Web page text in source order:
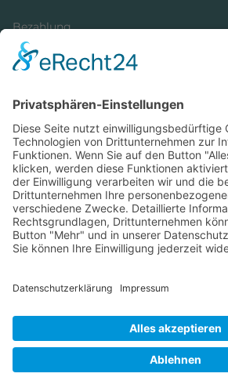
Bezahlung
Newsletter
Versandinformationen
Verfügbarkeit/Verträglichkeit
Rechtliches
Widerrufsrecht und Widerrufsformular
Impressum
Datenschutzerklärung
Cookie-Einstellungen
AGB
Streitbeilegungsstelle